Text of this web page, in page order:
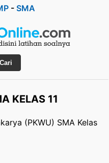
- SMA
Cari
KELAS 11
(PKWU) SMA Kelas